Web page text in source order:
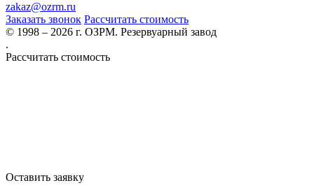
zakaz@ozrm.ru
Заказать звонок Рассчитать стоимость
© 1998 – 2026 г. ОЗРМ. Резервуарный завод
.
Рассчитать стоимость
Оставить заявку